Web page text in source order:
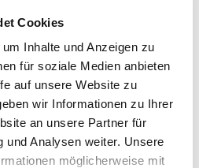
Cookies
Inhalte und Anzeigen zu
für soziale Medien anbieten
auf unsere Website zu
wir Informationen zu Ihrer
an unsere Partner für
und Analysen weiter. Unsere
möglicherweise mit